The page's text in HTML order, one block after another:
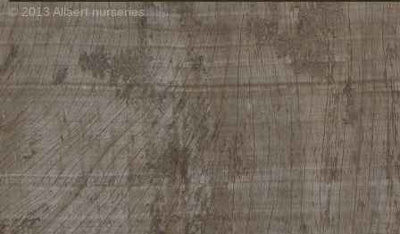
© 2013 Allaert nurseries